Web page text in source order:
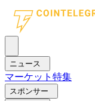
ニュース
マーケット 特集
スポンサー